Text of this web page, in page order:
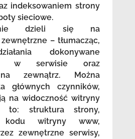
indeksowaniem strony
sieciowe.
dzieli się na
– tłumacząc,
dokonywane
w serwisie oraz
zewnątrz. Można
głównych czynników,
na widoczność witryny
struktura strony,
kodu witryny www,
zewnętrzne serwisy,